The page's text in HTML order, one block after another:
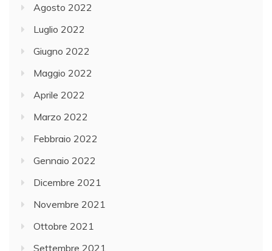
Agosto 2022
Luglio 2022
Giugno 2022
Maggio 2022
Aprile 2022
Marzo 2022
Febbraio 2022
Gennaio 2022
Dicembre 2021
Novembre 2021
Ottobre 2021
Settembre 2021